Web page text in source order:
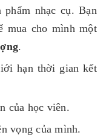
nhạc cụ. Bạn
mua cho mình một
.
hạn thời gian kết
của học viên.
vọng của mình.